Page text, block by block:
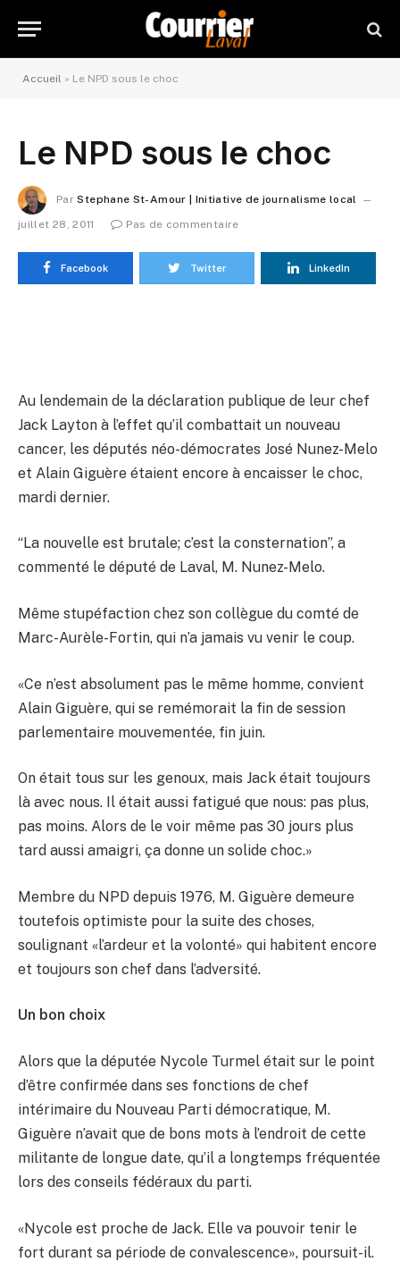
Accueil » Le NPD sous le choc
Le NPD sous le choc
Par Stephane St-Amour | Initiative de journalisme local
juillet 28, 2011
Pas de commentaire
Facebook Twitter LinkedIn
Au lendemain de la déclaration publique de leur chef
Jack Layton à l’effet qu’il combattait un nouveau
cancer, les députés néo-démocrates José Nunez-Melo
et Alain Giguère étaient encore à encaisser le choc,
mardi dernier.
“La nouvelle est brutale; c’est la consternation”, a
commenté le député de Laval, M. Nunez-Melo.
Même stupéfaction chez son collègue du comté de
Marc-Aurèle-Fortin, qui n’a jamais vu venir le coup.
«Ce n’est absolument pas le même homme, convient
Alain Giguère, qui se remémorait la fin de session
parlementaire mouvementée, fin juin.
On était tous sur les genoux, mais Jack était toujours
là avec nous. Il était aussi fatigué que nous: pas plus,
pas moins. Alors de le voir même pas 30 jours plus
tard aussi amaigri, ça donne un solide choc.»
Membre du NPD depuis 1976, M. Giguère demeure
toutefois optimiste pour la suite des choses,
soulignant «l’ardeur et la volonté» qui habitent encore
et toujours son chef dans l’adversité.
Un bon choix
Alors que la députée Nycole Turmel était sur le point
d’être confirmée dans ses fonctions de chef
intérimaire du Nouveau Parti démocratique, M.
Giguère n’avait que de bons mots à l’endroit de cette
militante de longue date, qu’il a longtemps fréquentée
lors des conseils fédéraux du parti.
«Nycole est proche de Jack. Elle va pouvoir tenir le
fort durant sa période de convalescence», poursuit-il.